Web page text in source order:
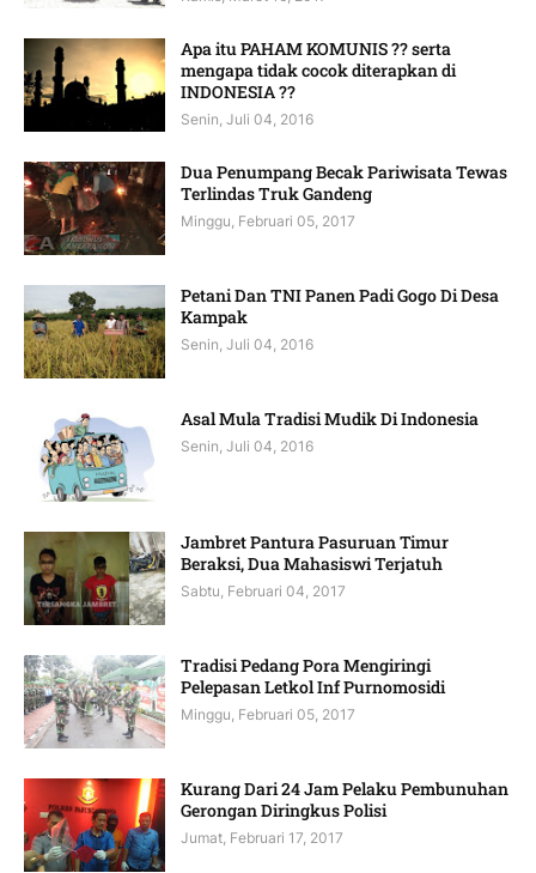
Apa itu PAHAM KOMUNIS ?? serta
mengapa tidak cocok diterapkan di
INDONESIA ??
Senin, Juli 04, 2016
Dua Penumpang Becak Pariwisata Tewas
Terlindas Truk Gandeng
Minggu, Februari 05, 2017
Petani Dan TNI Panen Padi Gogo Di Desa
Kampak
Senin, Juli 04, 2016
Asal Mula Tradisi Mudik Di Indonesia
Senin, Juli 04, 2016
Jambret Pantura Pasuruan Timur
Beraksi, Dua Mahasiswi Terjatuh
Sabtu, Februari 04, 2017
Tradisi Pedang Pora Mengiringi
Pelepasan Letkol Inf Purnomosidi
Minggu, Februari 05, 2017
Kurang Dari 24 Jam Pelaku Pembunuhan
Gerongan Diringkus Polisi
Jumat, Februari 17, 2017